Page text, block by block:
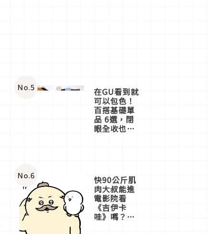
No.5 在GU看到就
可以包色！
百搭基礎單
品 6選，閉
眼全收也不
No.6 快90公斤肌
肉大叔能進
電影院看
《吉伊卡
哇》嗎？日